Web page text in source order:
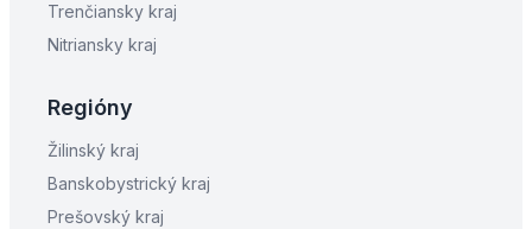
Trenčiansky kraj
Nitriansky kraj
Regióny
Žilinský kraj
Banskobystrický kraj
Prešovský kraj